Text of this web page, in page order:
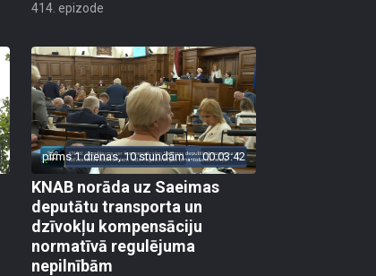
414. epizode
pirms 1 dienas, 10 stundām 00:03:42
KNAB norāda uz Saeimas
deputātu transporta un
dzīvokļu kompensāciju
normatīvā regulējuma
nepilnībām